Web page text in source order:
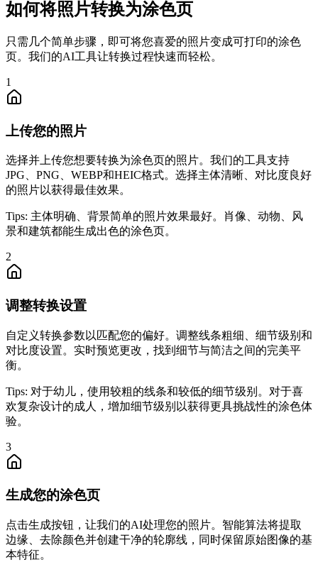
如何将照片转换为涂色页
只需几个简单步骤，即可将您喜爱的照片变成可打印的涂色
页。我们的AI工具让转换过程快速而轻松。
1
上传您的照片
选择并上传您想要转换为涂色页的照片。我们的工具支持
JPG、PNG、WEBP和HEIC格式。选择主体清晰、对比度良好
的照片以获得最佳效果。
Tips: 主体明确、背景简单的照片效果最好。肖像、动物、风
景和建筑都能生成出色的涂色页。
2
调整转换设置
自定义转换参数以匹配您的偏好。调整线条粗细、细节级别和
对比度设置。实时预览更改，找到细节与简洁之间的完美平
衡。
Tips: 对于幼儿，使用较粗的线条和较低的细节级别。对于喜
欢复杂设计的成人，增加细节级别以获得更具挑战性的涂色体
验。
3
生成您的涂色页
点击生成按钮，让我们的AI处理您的照片。智能算法将提取
边缘、去除颜色并创建干净的轮廓线，同时保留原始图像的基
本特征。